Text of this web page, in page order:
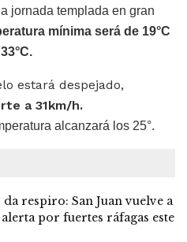
jornada templada en gran
mínima será de 19°C
°C.
estará despejado,
a 31km/h.
alcanzará los 25°.
respiro: San Juan vuelve a
por fuertes ráfagas este